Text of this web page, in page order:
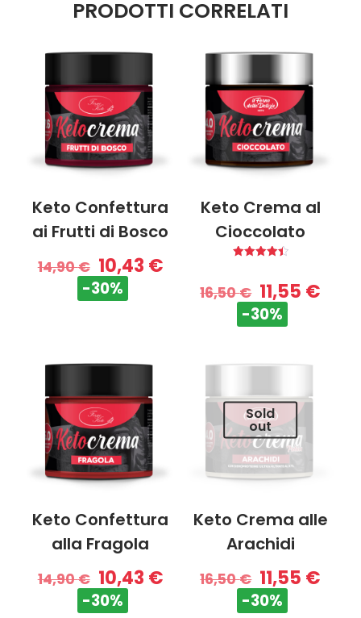
PRODOTTI CORRELATI
Keto Confettura
ai Frutti di Bosco
14,90€ 10,43 €
-30%
Keto Crema al
Cioccolato
su 5
16,50€ 11,55 €
-30%
Keto Confettura
alla Fragola
14,90€ 10,43 €
-30%
Sold
out
Keto Crema alle
Arachidi
16,50€ 11,55 €
-30%